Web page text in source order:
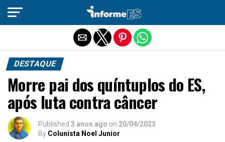
DESTAQUE
Morre pai dos quíntuplos do ES,
após luta contra câncer
Published 3 anos ago on 20/04/2023
By Colunista Noel Junior
Sair da versão mobile